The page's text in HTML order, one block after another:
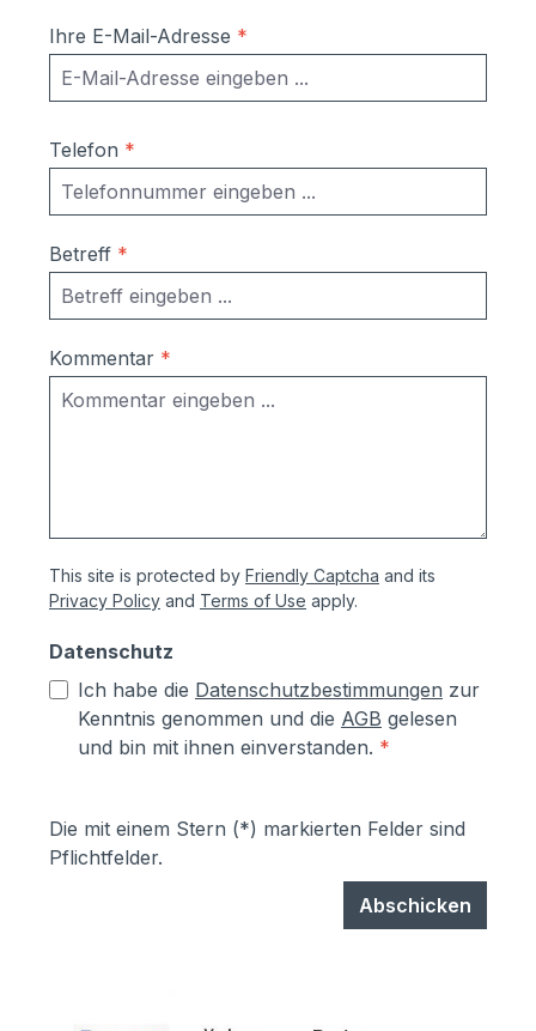
Ihre E-Mail-Adresse *
Telefon *
Betreff *
Kommentar *
This site is protected by Friendly Captcha and its
Privacy Policy and Terms of Use apply.
Datenschutz
Ich habe die Datenschutzbestimmungen zur
Kenntnis genommen und die AGB gelesen
und bin mit ihnen einverstanden. *
Die mit einem Stern (*) markierten Felder sind
Pflichtfelder.
Abschicken